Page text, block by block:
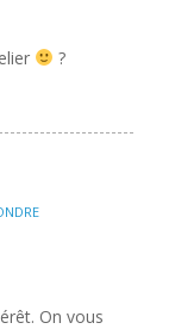
?
On vous